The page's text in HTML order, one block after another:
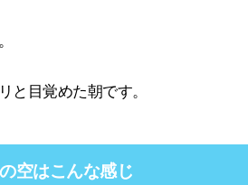
と目覚めた朝です。
空はこんな感じ